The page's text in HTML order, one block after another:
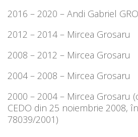
2016 – 2020 – Andi Gabriel
2012 – 2014 – Mircea Grosaru
2008 – 2012 – Mircea Grosaru
2004 – 2008 – Mircea Grosaru
2000 – 2004 – Mircea Grosaru
CEDO din 25 noiembrie 2008,
78039/2001)